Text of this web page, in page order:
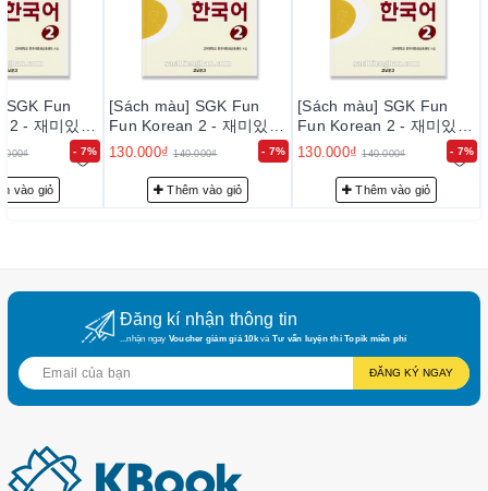
– Giao hàng nhanh và đúng thời gian theo yêu cầu.
– Tư vấn FREE học tiếng Hàn, hướng dẫn thi Topik đạt điểm
cao với đội ngũ admin Topik 5,6
- 7%
SGK Fun
- 재미있는
Book 2
vào giỏ
- 7%
[Sách màu] SGK Fun
Fun Korean 2 - 재미있는
한국어 Student's Book 2
130.000₫ 140.000₫
Thêm vào giỏ
- 7%
[Sách màu] SGK Fun
Fun Korean 2 - 재미있는
한국어 Student's Book 2
130.000₫ 140.000₫
Thêm vào giỏ
Đăng kí nhận thông tin
...nhận ngay Voucher giảm giá 10kvà Tư vấn luyện thi Topik miễn phí
ĐĂNG KÝ NGAY